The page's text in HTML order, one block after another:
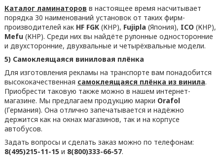
Каталог ламинаторов в настоящее время насчитывает
порядка 30 наименований установок от таких фирм-
производителей как HF FGK(КНР), Fujipla (Япония), ICO(КНР),
Mefu(КНР). Среди них вы найдёте рулонные односторонние
и двухсторонние, двухвальные и четырёхвальные модели.
5) Самоклеящаяся виниловая плёнка
Для изготовления рекламы на транспорте вам понадобится
высококачественная самоклеящаяся плёнка из винила.
Приобрести таковую также можно в нашем интернет-
магазине. Мы предлагаем продукцию марки Orafol
(Германия). Она отлично запечатывается и надёжно
держится как на окнах магазинов, так и на корпусе
автобусов.
Задать вопросы и сделать заказ можно по телефонам:
8(495)215-11-15и 8(800)333-66-57.